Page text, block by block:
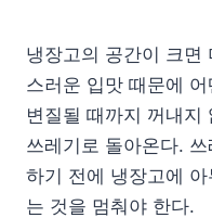
냉장고의 공간이 크면
스러운 입맛 때문에
변질될 때까지 꺼내지
쓰레기로 돌아온다.
하기 전에 냉장고에
는 것을 멈춰야 한다.